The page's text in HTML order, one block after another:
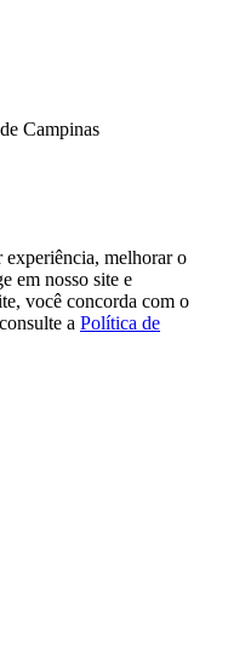
Campinas
melhorar o
em nosso site e
você concorda com o
a Política de